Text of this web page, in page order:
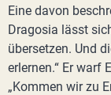
Eine davon
Dragosia lässt
übersetzen. Und
erlernen.“ Er warf
„Kommen wir zu